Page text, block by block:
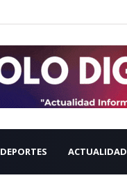
DEPORTES ACTUALIDAD